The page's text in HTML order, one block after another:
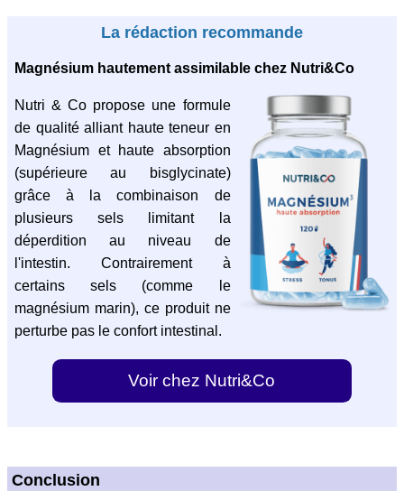
La rédaction recommande
Magnésium hautement assimilable chez Nutri&Co
Nutri & Co propose une formule
de qualité alliant haute teneur en
Magnésium et haute absorption
(supérieure au bisglycinate)
grâce à la combinaison de
plusieurs sels limitant la
déperdition au niveau de
l'intestin. Contrairement à
certains sels (comme le
magnésium marin), ce produit ne
perturbe pas le confort intestinal.
Voir chez Nutri&Co
Conclusion